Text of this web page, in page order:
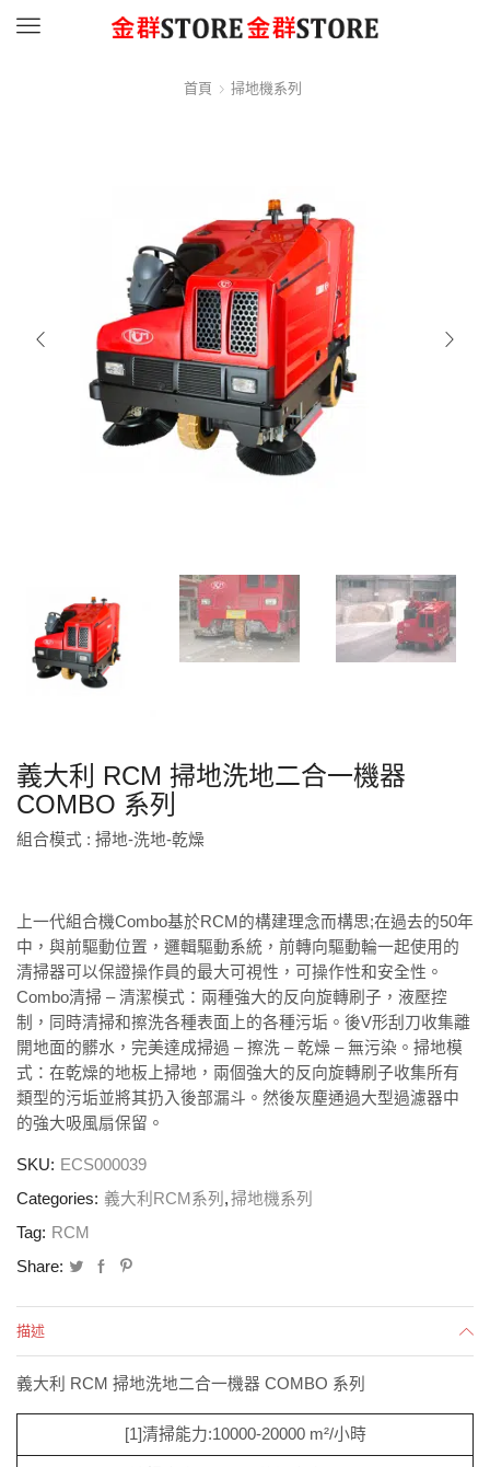
Menu
首頁 掃地機系列
義大利 RCM 掃地洗地二合一機器
COMBO 系列
組合模式 : 掃地-洗地-乾燥
上一代組合機Combo基於RCM的構建理念而構思;在過去的50年
中，與前驅動位置，邏輯驅動系統，前轉向驅動輪一起使用的
清掃器可以保證操作員的最大可視性，可操作性和安全性。
Combo清掃 – 清潔模式：兩種強大的反向旋轉刷子，液壓控
制，同時清掃和擦洗各種表面上的各種污垢。後V形刮刀收集離
開地面的髒水，完美達成掃過 – 擦洗 – 乾燥 – 無污染。掃地模
式：在乾燥的地板上掃地，兩個強大的反向旋轉刷子收集所有
類型的污垢並將其扔入後部漏斗。然後灰塵通過大型過濾器中
的強大吸風扇保留。
SKU: ECS000039
Categories: 義大利RCM系列 ,掃地機系列
Tag: RCM
Share:
描述
義大利 RCM 掃地洗地二合一機器 COMBO 系列
[1]清掃能力:10000-20000 m²/小時